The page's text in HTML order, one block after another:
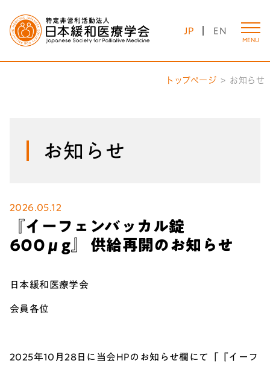
JP EN
MENU
トップページ お知らせ
お知らせ
2026.05.12
『イーフェンバッカル錠
600μg』 供給再開のお知らせ
日本緩和医療学会
会員各位
2025年10月28日に当会HPのお知らせ欄にて「『イーフ